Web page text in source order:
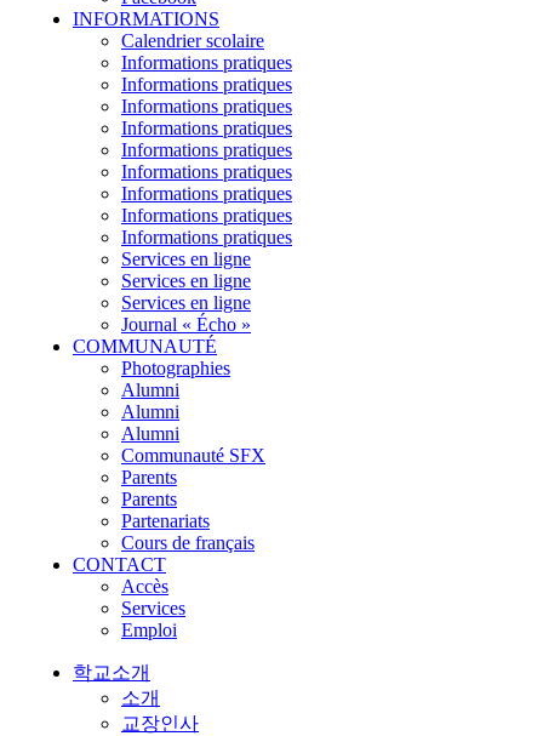
INFORMATIONS
Calendrier scolaire
Informations pratiques
Informations pratiques
Informations pratiques
Informations pratiques
Informations pratiques
Informations pratiques
Informations pratiques
Informations pratiques
Informations pratiques
Services en ligne
Services en ligne
Services en ligne
Journal « Écho »
COMMUNAUTÉ
Photographies
Alumni
Alumni
Alumni
Communauté SFX
Parents
Parents
Partenariats
Cours de français
CONTACT
Accès
Services
Emploi
학교소개
소개
교장인사